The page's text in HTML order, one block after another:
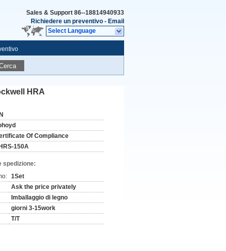
Sales & Support 86--18814940933
Richiedere un preventivo - Email
Select Language
HRA
Of Compliance
150A
spedizione:
1Set
Ask the price privately
Imballaggio di legno
giorni 3-15work
T/T